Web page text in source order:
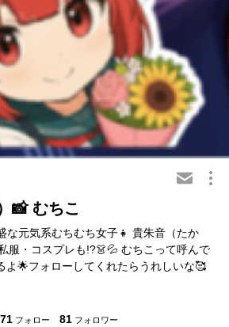
📸 むちこ
な元気系むちむち女子👧 貴朱音（たか
服・コスプレも!?👗💦 むちこって呼んで
🌟フォローしてくれたらうれしいな🥰
71 フォロー 81 フォロワー